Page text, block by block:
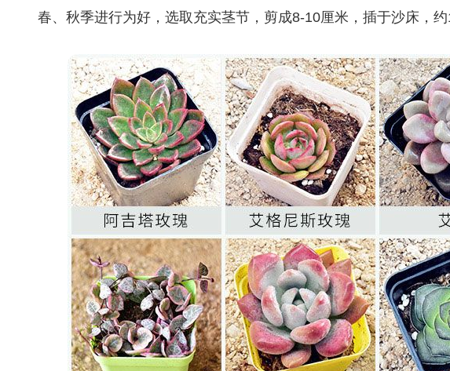
春、秋季进行为好，选取充实茎节，剪成8-10厘米，插于沙床，约